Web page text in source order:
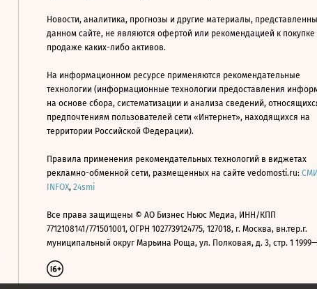
Новости, аналитика, прогнозы и другие материалы,
данном сайте, не являются офертой или рекомендацией к покупке
продаже каких-либо активов.
На информационном ресурсе применяются рекомендательные
технологии (информационные технологии предоставления
на основе сбора, систематизации и анализа сведений,
предпочтениям пользователей сети «Интернет», находящихся на
территории Российской Федерации).
Правила применения рекомендательных технологий в виджетах
рекламно-обменной сети, размещенных на сайте vedomosti.ru:
INFOX, 24smi
Все права защищены © АО Бизнес Ньюс Медиа, ИНН/КПП
7712108141/771501001, ОГРН 1027739124775, 127018, г. Москва, вн.тер.г.
муниципальный округ Марьина Роща, ул. Полковая, д. 3, стр. 1